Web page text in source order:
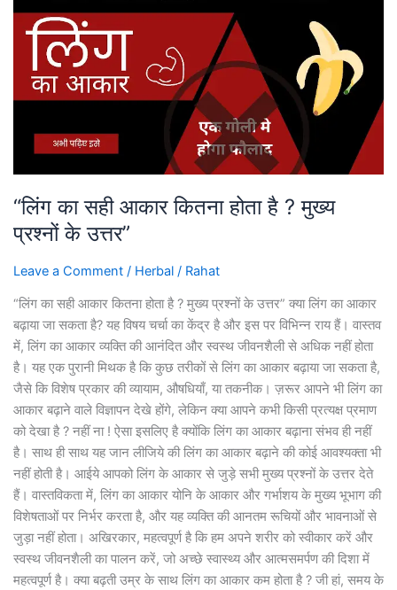
“लिंग का सही आकार कितना होता है ? मुख्य
प्रश्नों के उत्तर”
Leave a Comment / Herbal/ Rahat
“लिंग का सही आकार कितना होता है ? मुख्य प्रश्नों के उत्तर” क्या लिंग का आकार
बढ़ाया जा सकता है? यह विषय चर्चा का केंद्र है और इस पर विभिन्न राय हैं। वास्तव
में, लिंग का आकार व्यक्ति की आनंदित और स्वस्थ जीवनशैली से अधिक नहीं होता
है। यह एक पुरानी मिथक है कि कुछ तरीकों से लिंग का आकार बढ़ाया जा सकता है,
जैसे कि विशेष प्रकार की व्यायाम, औषधियाँ, या तकनीक। ज़रूर आपने भी लिंग का
आकार बढ़ाने वाले विज्ञापन देखे होंगे, लेकिन क्या आपने कभी किसी प्रत्यक्ष प्रमाण
को देखा है ? नहीं ना ! ऐसा इसलिए है क्योंकि लिंग का आकार बढ़ाना संभव ही नहीं
है। साथ ही साथ यह जान लीजिये की लिंग का आकार बढ़ाने की कोई आवश्यक्ता भी
नहीं होती है। आईये आपको लिंग के आकार से जुड़े सभी मुख्य प्रश्नों के उत्तर देते
हैं। वास्तविकता में, लिंग का आकार योनि के आकार और गर्भाशय के मुख्य भूभाग की
विशेषताओं पर निर्भर करता है, और यह व्यक्ति की आनतम रूचियों और भावनाओं से
जुड़ा नहीं होता। अखिरकार, महत्वपूर्ण है कि हम अपने शरीर को स्वीकार करें और
स्वस्थ जीवनशैली का पालन करें, जो अच्छे स्वास्थ्य और आत्मसमर्पण की दिशा में
महत्वपूर्ण है। क्या बढ़ती उम्र के साथ लिंग का आकार कम होता है ? जी हां, समय के
सही
आकार
है
उत्तर”